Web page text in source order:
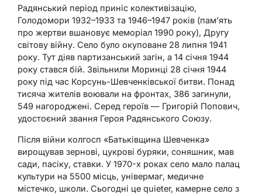
Радянський період приніс колективізацію,
Голодомори 1932–1933 та 1946–1947 років (пам’ять
про жертви вшановує меморіал 1990 року), Другу
світову війну. Село було окуповане 28 липня 1941
року. Тут діяв партизанський загін, а 14 січня 1944
року стався бій. Звільнили Моринці 28 січня 1944
року під час Корсунь-Шевченківської битви. Понад
тисяча жителів воювали на фронтах, 386 загинули,
549 нагороджені. Серед героїв — Григорій Попович,
удостоєний звання Героя Радянського Союзу.
Після війни колгосп «Батьківщина Шевченка»
вирощував зернові, цукрові буряки, соняшник, мав
сади, пасіку, ставки. У 1970-х роках село мало палац
культури на 5500 місць, універмаг, медичне
містечко, школи. Сьогодні це quieter, камерне село з